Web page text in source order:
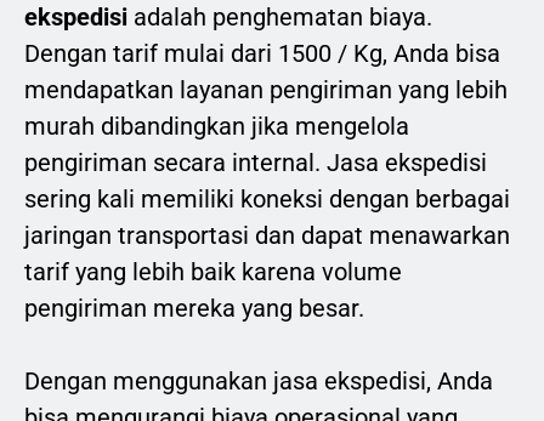
ekspedisi adalah penghematan biaya.
Dengan tarif mulai dari 1500 / Kg, Anda bisa
mendapatkan layanan pengiriman yang lebih
murah dibandingkan jika mengelola
pengiriman secara internal. Jasa ekspedisi
sering kali memiliki koneksi dengan berbagai
jaringan transportasi dan dapat menawarkan
tarif yang lebih baik karena volume
pengiriman mereka yang besar.
Dengan menggunakan jasa ekspedisi, Anda